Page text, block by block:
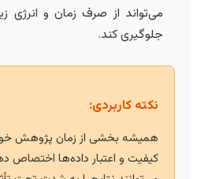
می‌تواند از صرف زمان و انرژی زیاد
جلوگیری کند.
نکته کاربردی:
همیشه بخشی از زمان پژوهش خود را
کیفیت و اعتبار داده‌ها اختصاص